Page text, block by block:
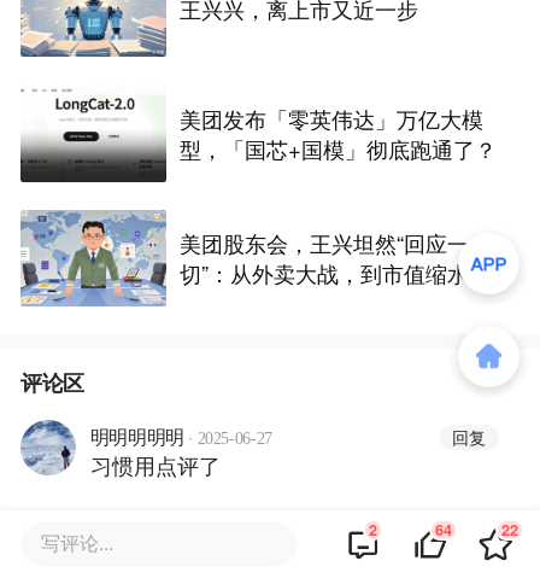
王兴兴，离上市又近一步
美团发布「零英伟达」万亿大模
型，「国芯+国模」彻底跑通了？
美团股东会，王兴坦然“回应一
切”：从外卖大战，到市值缩水，
评论区
明明明明明 · 2025-06-27 回复
习惯用点评了
氪友Bzrh 回复
写评论... 2 64 22